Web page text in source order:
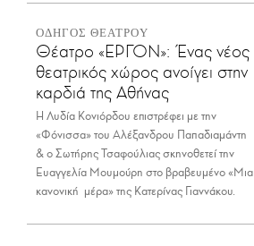
ΟΔΗΓΟΣ ΘΕΑΤΡΟΥ
Θέατρο «ΕΡΓΟΝ»: Ένας νέος
θεατρικός χώρος ανοίγει στην
καρδιά της Αθήνας
Η Λυδία Κονιόρδου επιστρέφει με την
«Φόνισσα» του Αλέξανδρου Παπαδιαμάντη
& ο Σωτήρης Τσαφούλιας σκηνοθετεί την
Ευαγγελία Μουμούρη στο βραβευμένο «Μια
κανονική μέρα» της Κατερίνας Γιαννάκου.